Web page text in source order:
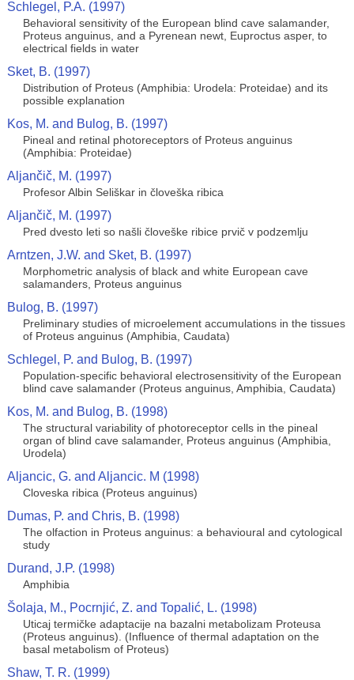
Schlegel, P.A. (1997)
Behavioral sensitivity of the European blind cave salamander,
Proteus anguinus, and a Pyrenean newt, Euproctus asper, to
electrical fields in water
Sket, B. (1997)
Distribution of Proteus (Amphibia: Urodela: Proteidae) and its
possible explanation
Kos, M. and Bulog, B. (1997)
Pineal and retinal photoreceptors of Proteus anguinus
(Amphibia: Proteidae)
Aljančič, M. (1997)
Profesor Albin Seliškar in človeška ribica
Aljančič, M. (1997)
Pred dvesto leti so našli človeške ribice prvič v podzemlju
Arntzen, J.W. and Sket, B. (1997)
Morphometric analysis of black and white European cave
salamanders, Proteus anguinus
Bulog, B. (1997)
Preliminary studies of microelement accumulations in the tissues
of Proteus anguinus (Amphibia, Caudata)
Schlegel, P. and Bulog, B. (1997)
Population-specific behavioral electrosensitivity of the European
blind cave salamander (Proteus anguinus, Amphibia, Caudata)
Kos, M. and Bulog, B. (1998)
The structural variability of photoreceptor cells in the pineal
organ of blind cave salamander, Proteus anguinus (Amphibia,
Urodela)
Aljancic, G. and Aljancic. M (1998)
Cloveska ribica (Proteus anguinus)
Dumas, P. and Chris, B. (1998)
The olfaction in Proteus anguinus: a behavioural and cytological
study
Durand, J.P. (1998)
Amphibia
Šolaja, M., Pocrnjić, Z. and Topalić, L. (1998)
Uticaj termičke adaptacije na bazalni metabolizam Proteusa
(Proteus anguinus). (Influence of thermal adaptation on the
basal metabolism of Proteus)
Shaw, T. R. (1999)